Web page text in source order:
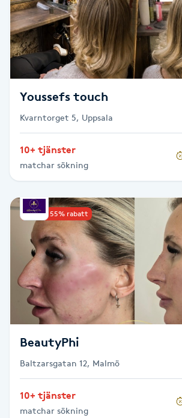
Optiker
Ortobionomi
Ortopedi
Paraffinbehandling
Pedikyr
Pensionärklippning
Permanent
Permanent hårborttagning
Permanent ögonbrynsmakeup
Personal shopper
Personlig tränare
Youssefs touch
Kvarntorget 5, Uppsala
10+ tjänster
matchar sökning
Upp till 55% rabatt
BeautyPhi
Baltzarsgatan 12, Malmö
10+ tjänster
matchar sökning